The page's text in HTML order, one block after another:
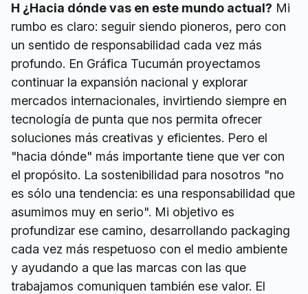
H ¿Hacia dónde vas en este mundo actual? Mi
rumbo es claro: seguir siendo pioneros, pero con
un sentido de responsabilidad cada vez más
profundo. En Gráfica Tucumán proyectamos
continuar la expansión nacional y explorar
mercados internacionales, invirtiendo siempre en
tecnología de punta que nos permita ofrecer
soluciones más creativas y eficientes. Pero el
"hacia dónde" más importante tiene que ver con
el propósito. La sostenibilidad para nosotros "no
es sólo una tendencia: es una responsabilidad que
asumimos muy en serio". Mi objetivo es
profundizar ese camino, desarrollando packaging
cada vez más respetuoso con el medio ambiente
y ayudando a que las marcas con las que
trabajamos comuniquen también ese valor. El